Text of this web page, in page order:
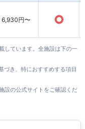
6,930円〜 ○
しています。全施設は下の一
づき、特におすすめする項目
設の公式サイトをご確認くだ